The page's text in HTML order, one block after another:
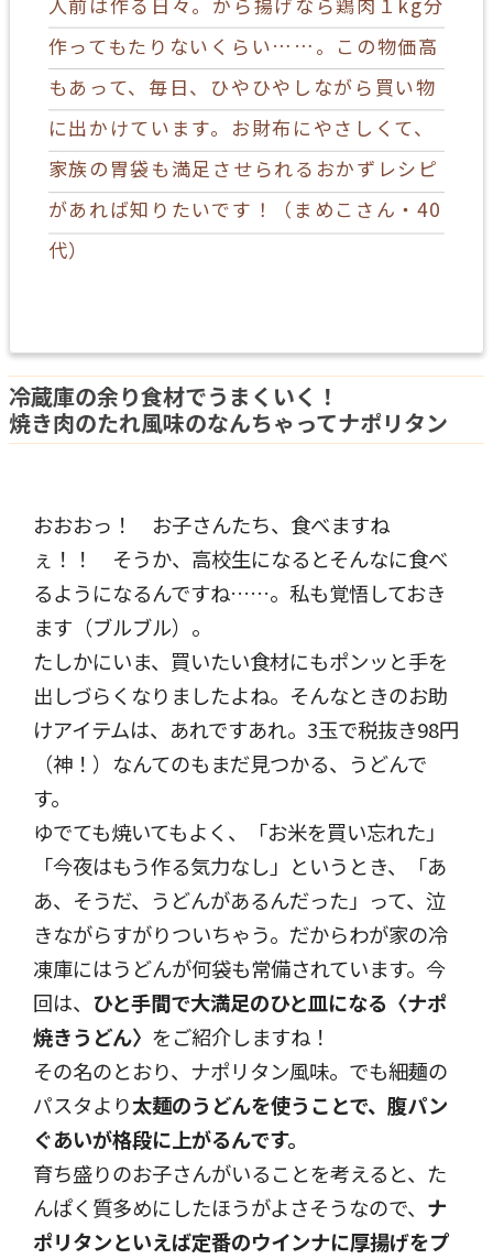
作ってもたりないくらい……。この物価高
もあって、毎日、ひやひやしながら買い物
に出かけています。お財布にやさしくて、
家族の胃袋も満足させられるおかずレシピ
があれば知りたいです！（まめこさん・40
代）
冷蔵庫の余り食材でうまくいく！
焼き肉のたれ風味のなんちゃってナポリタン
おおおっ！ お子さんたち、食べますね
ぇ！！ そうか、高校生になるとそんなに食べ
るようになるんですね……。私も覚悟しておき
ます（ブルブル）。
たしかにいま、買いたい食材にもポンッと手を
出しづらくなりましたよね。そんなときのお助
けアイテムは、あれですあれ。3玉で税抜き98円
（神！）なんてのもまだ見つかる、うどんで
す。
ゆでても焼いてもよく、「お米を買い忘れた」
「今夜はもう作る気力なし」というとき、「あ
あ、そうだ、うどんがあるんだった」って、泣
きながらすがりついちゃう。だからわが家の冷
凍庫にはうどんが何袋も常備されています。今
回は、 ひと手間で大満足のひと皿になる〈ナポ
焼きうどん〉 をご紹介しますね！
その名のとおり、ナポリタン風味。でも細麺の
パスタより太麺のうどんを使うことで、腹パン
ぐあいが格段に上がるんです。
育ち盛りのお子さんがいることを考えると、た
んぱく質多めにしたほうがよさそうなので、 ナ
ポリタンといえば定番のウインナに厚揚げをプ